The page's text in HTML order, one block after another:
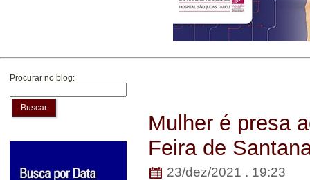
Procurar no blog:
Buscar
Mulher é presa
Feira de
23/dez/2021 . 19:23